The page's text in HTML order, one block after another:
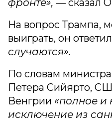
фронте», — сказал
На вопрос Трампа,
выиграть, он
случаются».
По словам
Петера Сийярто,
Венгрии «полное и
исключение из